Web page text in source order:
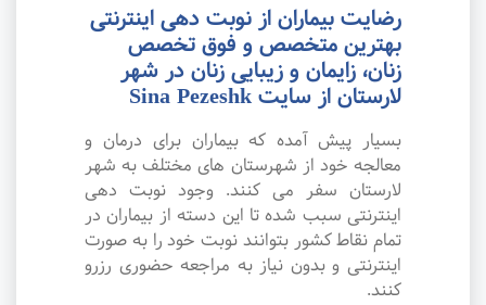
رضایت بیماران از نوبت دهی اینترنتی
بهترین متخصص و فوق تخصص
زنان، زایمان و زیبایی زنان در شهر
لارستان از سایت Sina Pezeshk
بسیار پیش آمده که بیماران برای درمان و
معالجه خود از شهرستان های مختلف به شهر
لارستان سفر می کنند. وجود نوبت دهی
اینترنتی سبب شده تا این دسته از بیماران در
تمام نقاط کشور بتوانند نوبت خود را به صورت
اینترنتی و بدون نیاز به مراجعه حضوری رزرو
کنند.